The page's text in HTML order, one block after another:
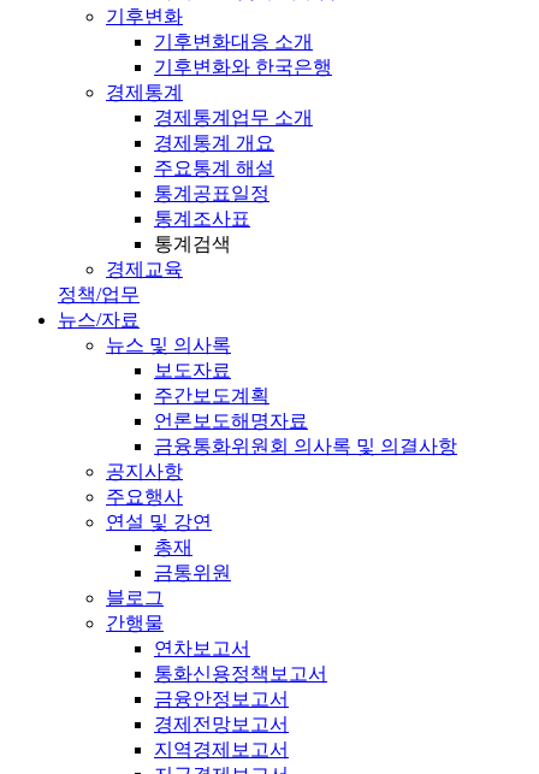
기후변화
기후변화대응 소개
기후변화와 한국은행
경제통계
경제통계업무 소개
경제통계 개요
주요통계 해설
통계공표일정
통계조사표
통계검색
경제교육
정책/업무
뉴스/자료
뉴스 및 의사록
보도자료
주간보도계획
언론보도해명자료
금융통화위원회 의사록 및 의결사항
공지사항
주요행사
연설 및 강연
총재
금통위원
블로그
간행물
연차보고서
통화신용정책보고서
금융안정보고서
경제전망보고서
지역경제보고서